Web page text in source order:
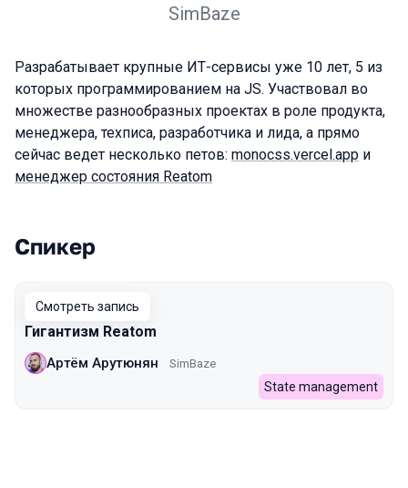
SimBaze
Разрабатывает крупные ИТ-сервисы уже 10 лет, 5 из
которых программированием на JS. Участвовал во
множестве разнообразных проектах в роле продукта,
менеджера, техписа, разработчика и лида, а прямо
сейчас ведет несколько петов: monocss.vercel.app и
менеджер состояния Reatom
Выступления в сезоне 2022 Autumn
Спикер
Смотреть запись
Гигантизм Reatom
Артём Арутюнян SimBaze
State management